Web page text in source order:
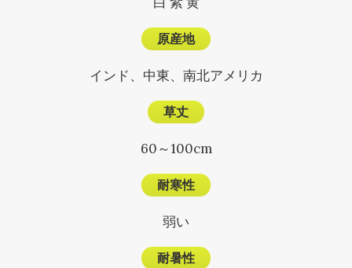
原産地
インド、中東、南北アメリカ
草丈
60～100cm
耐寒性
弱い
耐暑性